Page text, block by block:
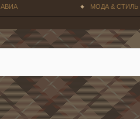
АВИА
МОДА & СТИЛЬ